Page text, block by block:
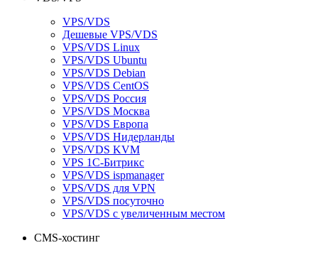
VPS/VDS
Дешевые VPS/VDS
VPS/VDS Linux
VPS/VDS Ubuntu
VPS/VDS Debian
VPS/VDS CentOS
VPS/VDS Россия
VPS/VDS Москва
VPS/VDS Европа
VPS/VDS Нидерланды
VPS/VDS KVM
VPS 1С-Битрикс
VPS/VDS ispmanager
VPS/VDS для VPN
VPS/VDS посуточно
VPS/VDS с увеличенным местом
CMS-хостинг